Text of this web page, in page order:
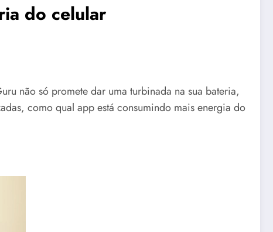
do celular
não só promete dar uma turbinada na sua bateria,
como qual app está consumindo mais energia do